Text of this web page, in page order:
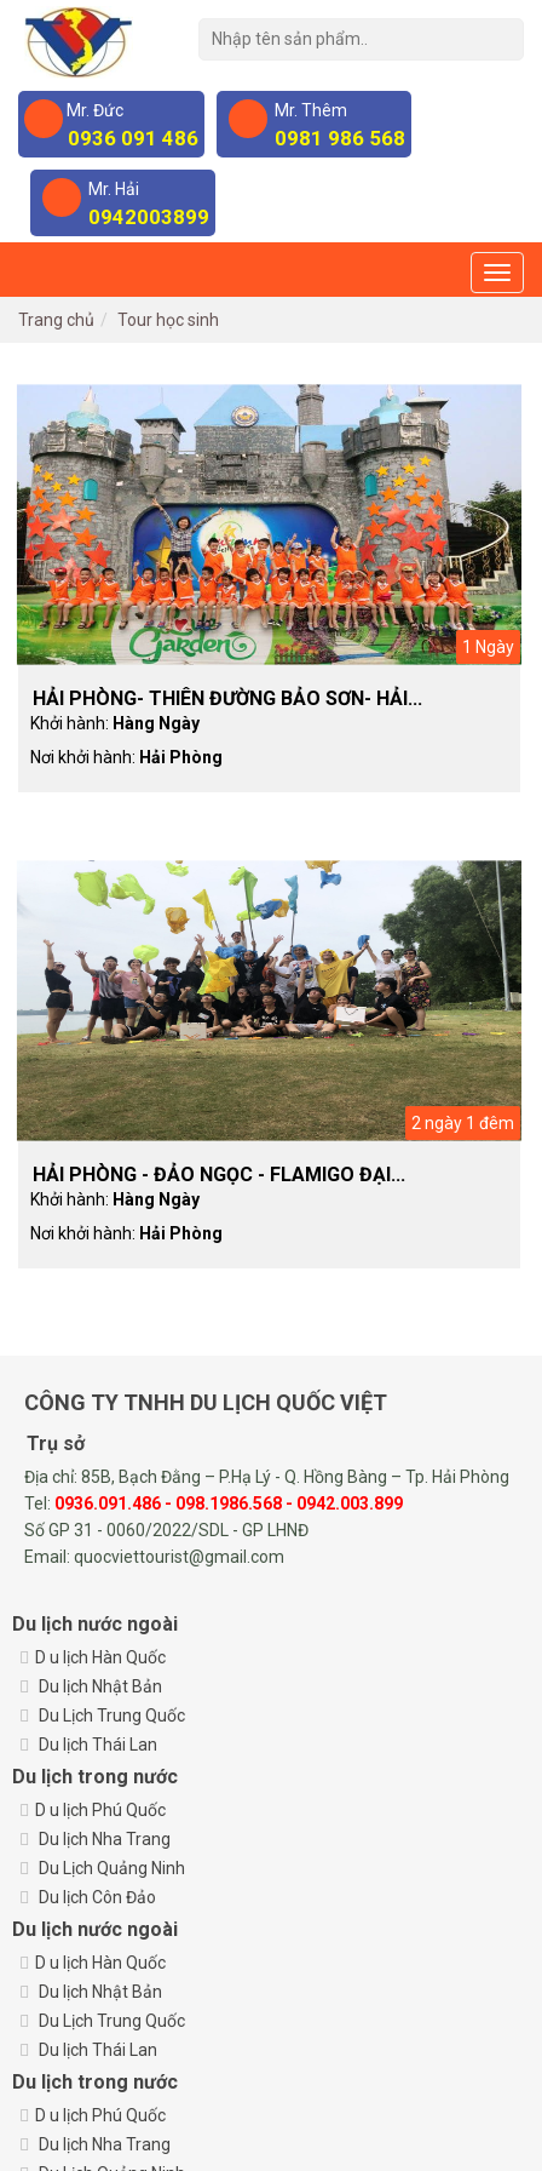
Mr. Đức
0936 091 486
Mr. Thêm
0981 986 568
Mr. Hải
0942003899
Trang chủ Tour học sinh
1 Ngày
HẢI PHÒNG- THIÊN ĐƯỜNG BẢO SƠN- HẢI...
Khởi hành: Hàng Ngày
Nơi khởi hành: Hải Phòng
2 ngày 1 đêm
HẢI PHÒNG - ĐẢO NGỌC - FLAMIGO ĐẠI...
Khởi hành: Hàng Ngày
Nơi khởi hành: Hải Phòng
CÔNG TY TNHH DU LỊCH QUỐC VIỆT
Trụ sở
Địa chỉ: 85B, Bạch Đằng – P.Hạ Lý - Q. Hồng Bàng – Tp. Hải Phòng
Tel: 0936.091.486 - 098.1986.568 - 0942.003.899
Số GP 31 - 0060/2022/SDL - GP LHNĐ
Email: quocviettourist@gmail.com
Du lịch nước ngoài
D u lịch Hàn Quốc
Du lịch Nhật Bản
Du Lịch Trung Quốc
Du lịch Thái Lan
Du lịch trong nước
D u lịch Phú Quốc
Du lịch Nha Trang
Du Lịch Quảng Ninh
Du lịch Côn Đảo
Du lịch nước ngoài
D u lịch Hàn Quốc
Du lịch Nhật Bản
Du Lịch Trung Quốc
Du lịch Thái Lan
Du lịch trong nước
D u lịch Phú Quốc
Du lịch Nha Trang